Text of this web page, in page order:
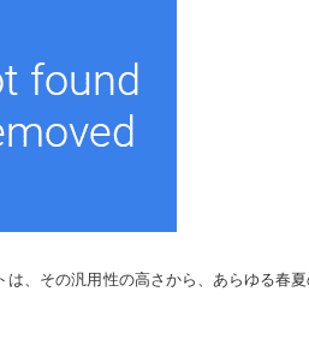
は、その汎用性の高さから、あらゆる春